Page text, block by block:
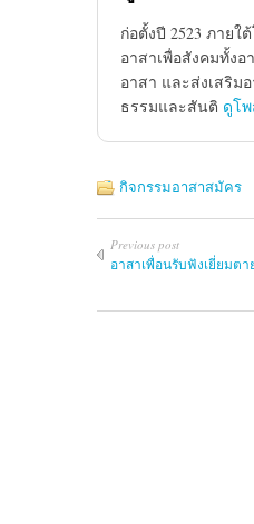
ก่อตั้งปี 2523 ภาย
อาสาเพื่อสังคมทั้ง
อาสา และส่งเสริม
ธรรมและสันติ ดูโ
กิจกรรมอาสาสมัคร
Previous post
อาสาเพื่อนรับฟังเยี่ยมต